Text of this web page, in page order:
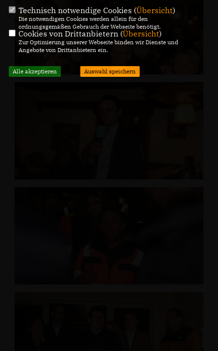
Technisch notwendige Cookies (Übersicht)
Die notwendigen Cookies werden allein für den
ordnungsgemäßen Gebrauch der Webseite benötigt.
Cookies von Drittanbietern (Übersicht)
Zur Optimierung unserer Webseite binden wir Dienste und
Angebote von Drittanbietern ein.
Alle akzeptieren Auswahl speichern